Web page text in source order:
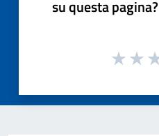
su questa pagina?